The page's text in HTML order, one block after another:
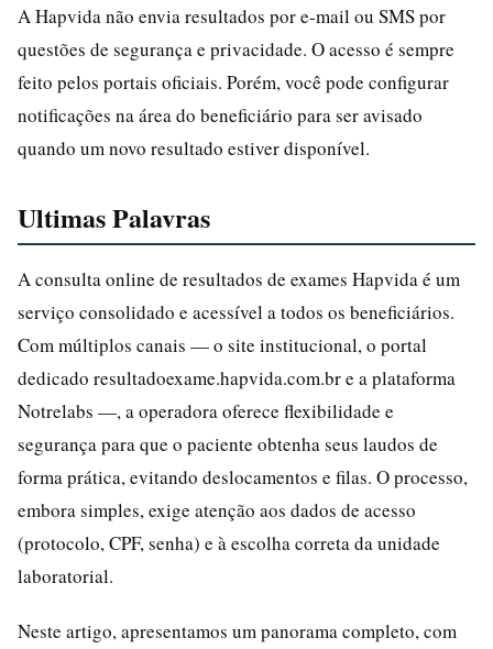
A Hapvida não envia resultados por e-mail ou SMS por
questões de segurança e privacidade. O acesso é sempre
feito pelos portais oficiais. Porém, você pode configurar
notificações na área do beneficiário para ser avisado
quando um novo resultado estiver disponível.
Ultimas Palavras
A consulta online de resultados de exames Hapvida é um
serviço consolidado e acessível a todos os beneficiários.
Com múltiplos canais — o site institucional, o portal
dedicado resultadoexame.hapvida.com.br e a plataforma
Notrelabs —, a operadora oferece flexibilidade e
segurança para que o paciente obtenha seus laudos de
forma prática, evitando deslocamentos e filas. O processo,
embora simples, exige atenção aos dados de acesso
(protocolo, CPF, senha) e à escolha correta da unidade
laboratorial.
Neste artigo, apresentamos um panorama completo, com